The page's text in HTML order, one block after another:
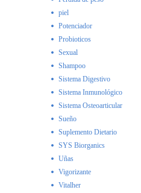
piel
Potenciador
Probioticos
Sexual
Shampoo
Sistema Digestivo
Sistema Inmunológico
Sistema Osteoarticular
Sueño
Suplemento Dietario
SYS Biorganics
Uñas
Vigorizante
Vitalher